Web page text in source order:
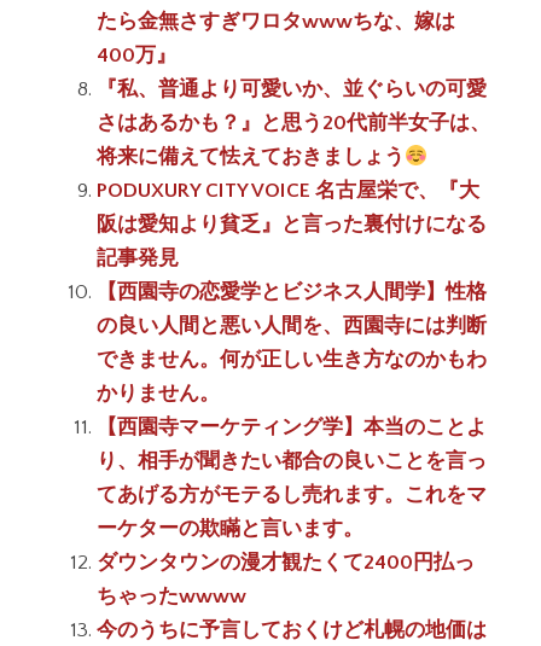
たら金無さすぎワロタwwwちな、嫁は
400万』
『私、普通より可愛いか、並ぐらいの可愛
さはあるかも？』と思う20代前半女子は、
将来に備えて怯えておきましょう
PODUXURY CITY VOICE 名古屋栄で、『大
阪は愛知より貧乏』と言った裏付けになる
記事発見
【西園寺の恋愛学とビジネス人間学】性格
の良い人間と悪い人間を、西園寺には判断
できません。何が正しい生き方なのかもわ
かりません。
【西園寺マーケティング学】本当のことよ
り、相手が聞きたい都合の良いことを言っ
てあげる方がモテるし売れます。これをマ
ーケターの欺瞞と言います。
ダウンタウンの漫才観たくて2400円払っ
ちゃったwwww
今のうちに予言しておくけど札幌の地価は